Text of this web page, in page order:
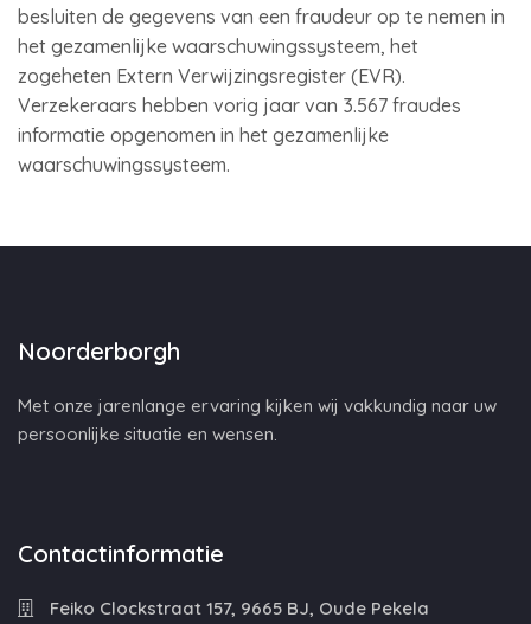
besluiten de gegevens van een fraudeur op te nemen in
het gezamenlijke waarschuwingssysteem, het
zogeheten Extern Verwijzingsregister (EVR).
Verzekeraars hebben vorig jaar van 3.567 fraudes
informatie opgenomen in het gezamenlijke
waarschuwingssysteem.
Noorderborgh
Met onze jarenlange ervaring kijken wij vakkundig naar uw
persoonlijke situatie en wensen.
Contactinformatie
Feiko Clockstraat 157, 9665 BJ, Oude Pekela